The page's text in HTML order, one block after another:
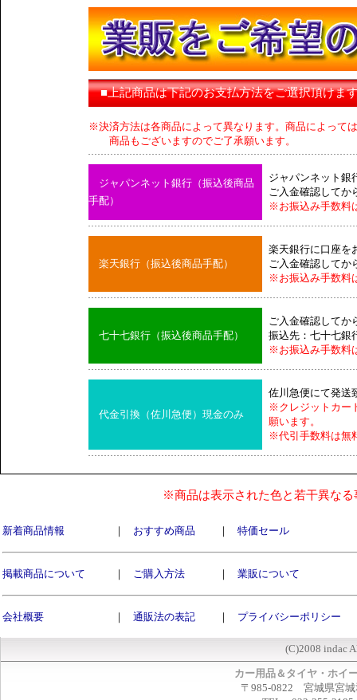
■上記商品は下記のお支払方法をご選択頂けま
※決済方法は各商品によって異なります。商品によって
商品もございますのでご了承願います。
ジャパンネット銀行（振込後商品
手配）
ジャパンネット銀
ご入金確認してか
※お振込み手数料
楽天銀行（振込後商品手配）
楽天銀行に口座を
ご入金確認してか
※お振込み手数料
七十七銀行（振込後商品手配）
ご入金確認してか
振込先：七十七銀
※お振込み手数料
代金引換（佐川急便）現金のみ
佐川急便にて発送
※クレジットカー
願います。
※代引手数料は無
※商品は表示された色と若干異な
新着商品情報 ｜ おすすめ商品 ｜ 特価セール
掲載商品について ｜ ご購入方法 ｜ 業販について
会社概要 ｜ 通販法の表記 ｜ プライバシーポリシー
(C)2008 indac
カー用品＆タイヤ・ホイ
〒985-0822 宮城県宮城